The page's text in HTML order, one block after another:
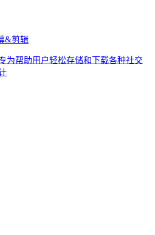
&剪辑
为帮助用户轻松存储和下载各种社交